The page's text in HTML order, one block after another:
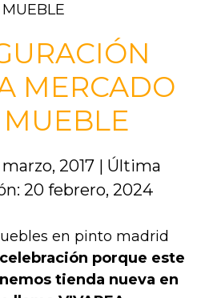
MUEBLE
MERCADO
2017 | Última
20 febrero, 2024
porque este
tienda nueva en